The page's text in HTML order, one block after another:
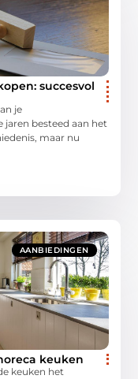
succesvol
je
jaren besteed aan het
maar nu
AANBIEDINGEN
keuken
keuken het